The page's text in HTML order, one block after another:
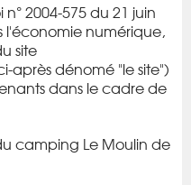
2004-575 du 21 juin
numérique,
site
après dénomé "le site")
dans le cadre de
camping Le Moulin de